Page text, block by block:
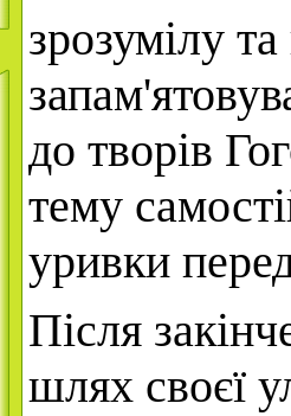
зрозумілу
до творів
тему
уривки
Після
шлях своєї